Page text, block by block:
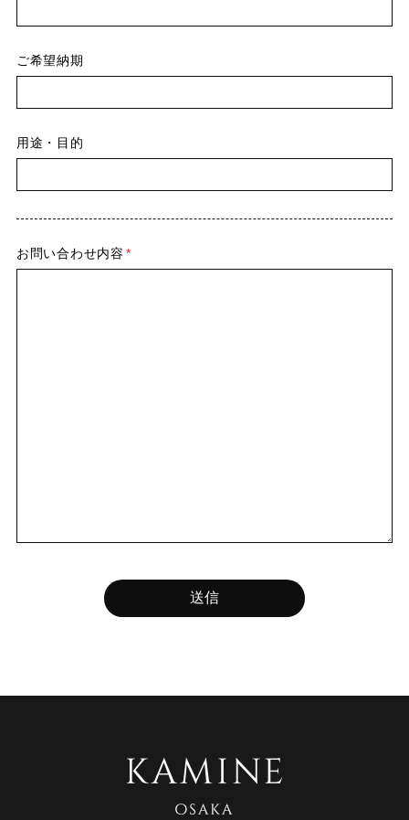
ご希望納期
用途・目的
お問い合わせ内容 *